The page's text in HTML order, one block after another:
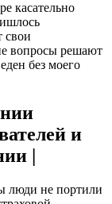
касательно
свои
вопросы решают
без моего
и
|
люди не портили